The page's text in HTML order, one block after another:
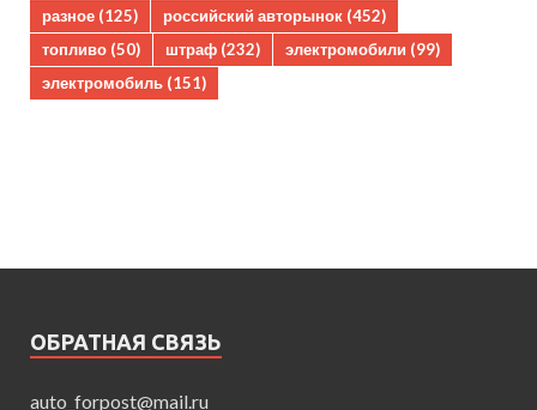
разное (125) российский авторынок (452)
топливо (50) штраф (232) электромобили (99)
электромобиль (151)
ОБРАТНАЯ СВЯЗЬ
auto_forpost@mail.ru